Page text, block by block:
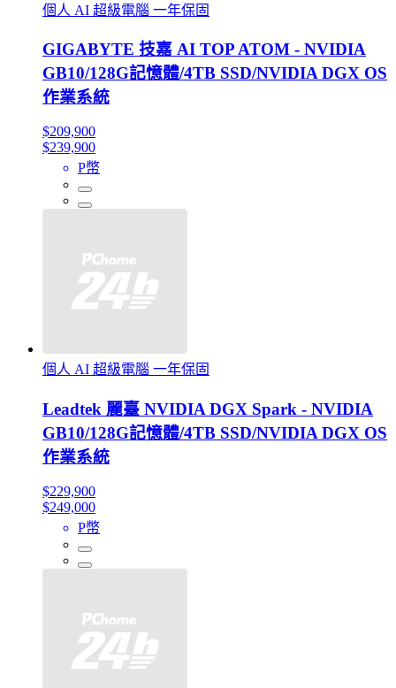
個人 AI 超級電腦​ 一年保固
GIGABYTE 技嘉 AI TOP ATOM - NVIDIA
GB10/128G記憶體/4TB SSD/NVIDIA DGX OS
作業系統
$209,900
$239,900
P幣
個人 AI 超級電腦​ 一年保固
Leadtek 麗臺 NVIDIA DGX Spark - NVIDIA
GB10/128G記憶體/4TB SSD/NVIDIA DGX OS
作業系統
$229,900
$249,000
P幣